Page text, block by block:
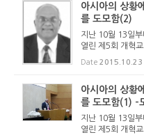
아시아의 상황
를 도모함(2)
지난 10월 13일부
열린 제5회 개혁
onference of
제: 세례와 성찬)
Date 2015.10.23
아시아의 상황
를 도모함(1) -
지난 10월 13일부
열린 제5회 개혁